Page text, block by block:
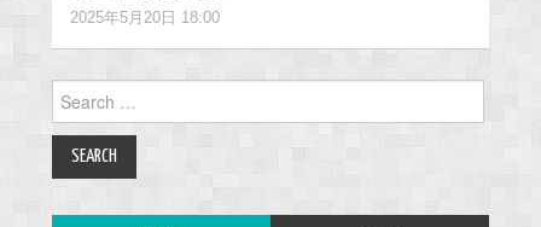
2025年5月20日 18:00
for: